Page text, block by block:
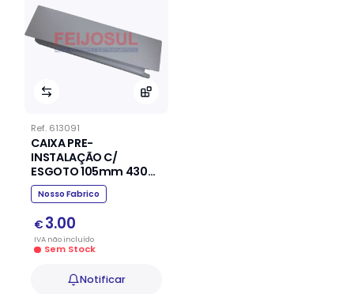
Ref. 613091
CAIXA PRE-
INSTALAÇÃO C/
ESGOTO 105mm 430m
70mm
Nosso Fabrico
€ 3.00
IVA nãoincluído
Sem Stock
Notificar